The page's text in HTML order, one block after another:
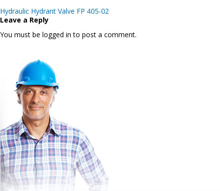
Post
navigation
Hydraulic Hydrant Valve FP 405-02
Leave a Reply
You must be logged in to post a comment.